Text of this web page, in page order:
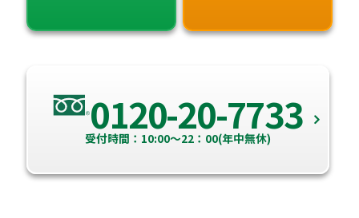
0120-20-7733
受付時間：10:00～22：00(年中無休)